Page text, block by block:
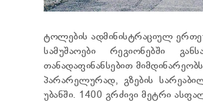
ტოლების ადმინისტრაციულ
სამუშაოები რეგიონებში
თანადაფინანსებით
პარარელურად, გზების
უბანში. 1400 გრძივი მეტრი